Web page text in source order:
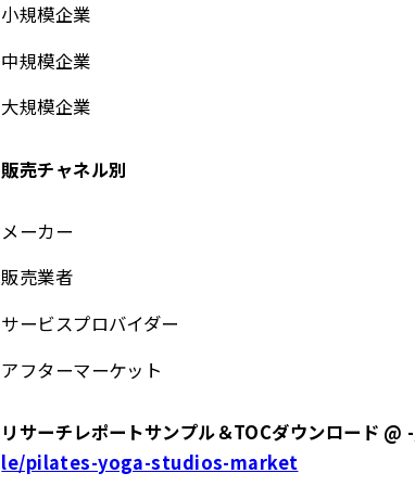
小規模企業
中規模企業
大規模企業
販売チャネル別
メーカー
販売業者
サービスプロバイダー
アフターマーケット
リサーチレポートサンプル＆TOCダウンロード @ -
le/pilates-yoga-studios-market